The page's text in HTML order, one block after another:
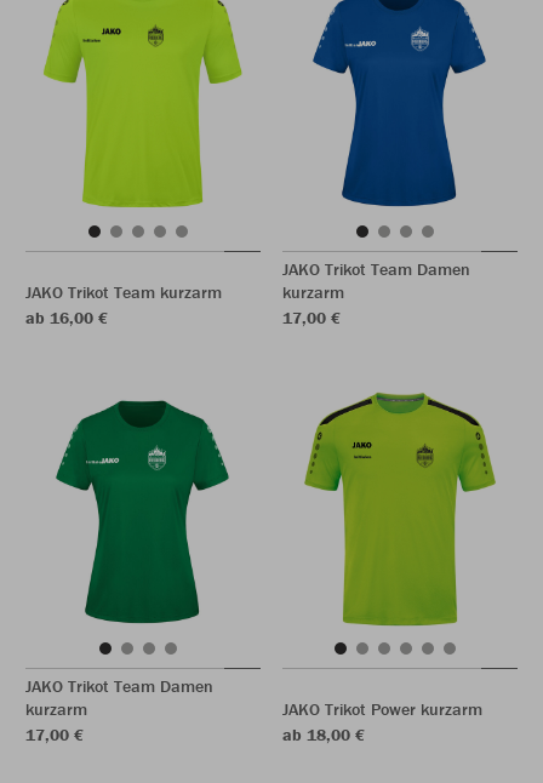
JAKO Trikot Team kurzarm
ab 16,00 €
JAKO Trikot Team Damen
kurzarm
17,00 €
JAKO Trikot Team Damen
kurzarm
17,00 €
JAKO Trikot Power kurzarm
ab 18,00 €